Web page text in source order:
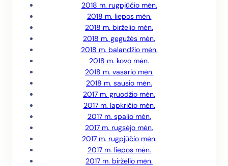
2018 m. rugpjūčio mėn.
2018 m. liepos mėn.
2018 m. birželio mėn.
2018 m. gegužės mėn.
2018 m. balandžio mėn.
2018 m. kovo mėn.
2018 m. vasario mėn.
2018 m. sausio mėn.
2017 m. gruodžio mėn.
2017 m. lapkričio mėn.
2017 m. spalio mėn.
2017 m. rugsėjo mėn.
2017 m. rugpjūčio mėn.
2017 m. liepos mėn.
2017 m. birželio mėn.